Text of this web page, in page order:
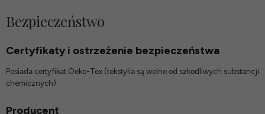
Bezpieczeństwo
Certyfikaty i ostrzeżenie bezpieczeństwa
Posiada certyfikat Oeko-Tex (tekstylia są wolne od szkodliwych substancji
chemicznych).
Producent